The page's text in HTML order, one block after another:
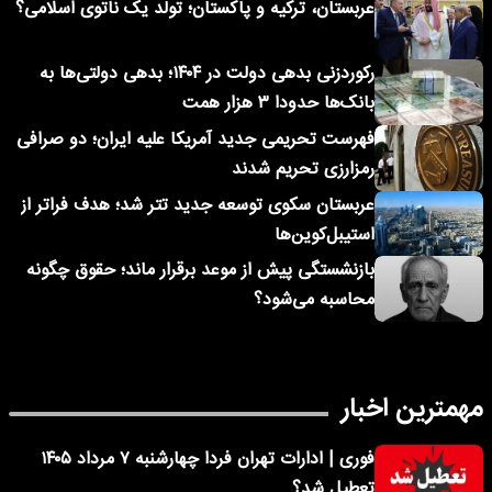
عربستان، ترکیه و پاکستان؛ تولد یک ناتوی اسلامی؟
رکوردزنی بدهی دولت در ۱۴۰۴؛ بدهی دولتی‌ها به
بانک‌ها حدودا ۳ هزار همت
فهرست تحریمی جدید آمریکا علیه ایران؛ دو صرافی
رمزارزی تحریم شدند
عربستان سکوی توسعه جدید تتر شد؛ هدف فراتر از
استیبل‌کوین‌ها
بازنشستگی پیش از موعد برقرار ماند؛ حقوق چگونه
محاسبه می‌شود؟
مهمترین اخبار
فوری | ادارات تهران فردا چهارشنبه ۷ مرداد ۱۴۰۵